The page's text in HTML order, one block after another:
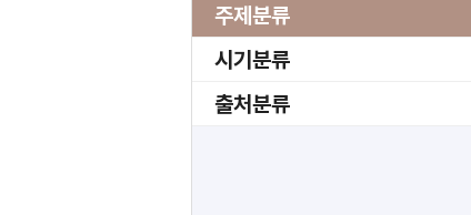
주제분류
시기분류
출처분류